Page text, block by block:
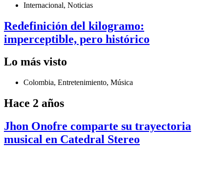
Internacional, Noticias
Redefinición del kilogramo:
imperceptible, pero histórico
Lo más visto
Colombia, Entretenimiento, Música
Hace 2 años
Jhon Onofre comparte su trayectoria
musical en Catedral Stereo